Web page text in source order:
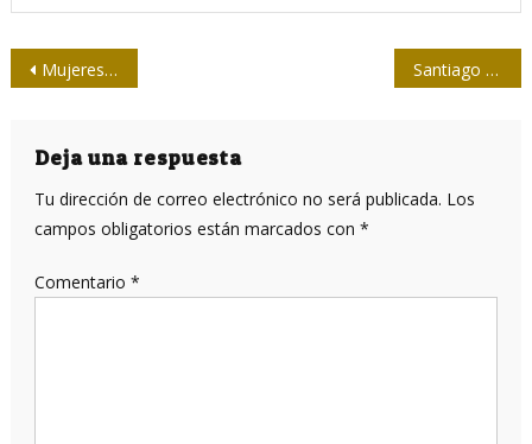
Navegación
entradas
Mujeres periodistas recorren la capital cubana en su día Santiago Álvarez legó otra sintaxis al cine cubano
Deja una respuesta
Tu dirección de correo electrónico no será publicada. Los
campos obligatorios están marcados con *
Comentario *